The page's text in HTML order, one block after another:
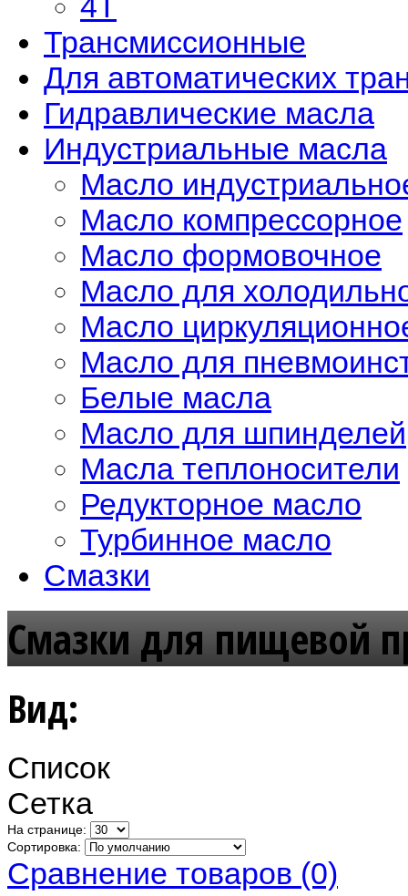
Трансмиссионные
Для автоматических
Гидравлические масла
Индустриальные масла
Масло
Масло компрессорное
Масло формовочное
Масло для
Масло
Масло для
Белые масла
Масло для шпинделей
Масла теплоносители
Редукторное масло
Турбинное масло
Смазки
Смазки для пищевой
Вид:
Список
Сетка
На странице:
Сортировка:
Сравнение товаров (0)